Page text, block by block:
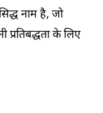
नाम है, जो
प्रतिबद्धता के लिए